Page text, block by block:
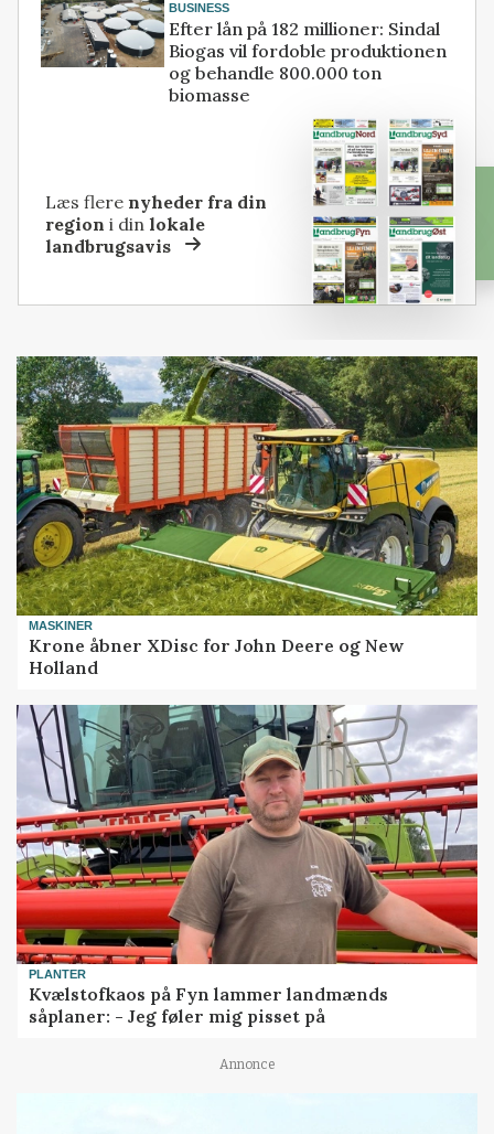
BUSINESS
Efter lån på 182 millioner: Sindal
Biogas vil fordoble produktionen
og behandle 800.000 ton
biomasse
Læs flere nyheder fra din
region i dinlokale
landbrugsavis
MASKINER
Krone åbner XDisc for John Deere og New
Holland
PLANTER
Kvælstofkaos på Fyn lammer landmænds
såplaner: - Jeg føler mig pisset på
Annonce